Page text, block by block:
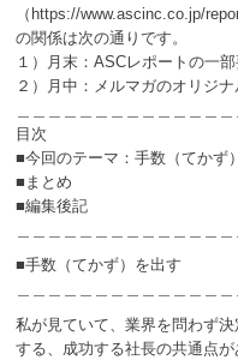
（https://www.ascinc.co.jp/
の関係は次の通りです。
１）月末：ASCレポートの一
２）月中：メルマガのオリジナ
目次
■今回のテーマ：手数（てかず
■まとめ
■編集後記
■手数（てかず）を出す
私が見ていて、業界を問わず
する、成功する社長の共通点が